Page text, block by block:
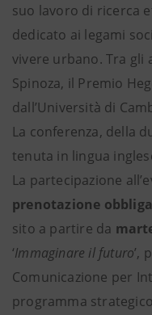
suo lavoro di ricerca
dedicato ai legami
vivere urbano. Tra gli
Spinoza, il Premio
dall’Università di
La conferenza, della
tenuta in lingua
La partecipazione
prenotazione
sito a partire da
‘Immaginare il futuro’,
Comunicazione per
programma